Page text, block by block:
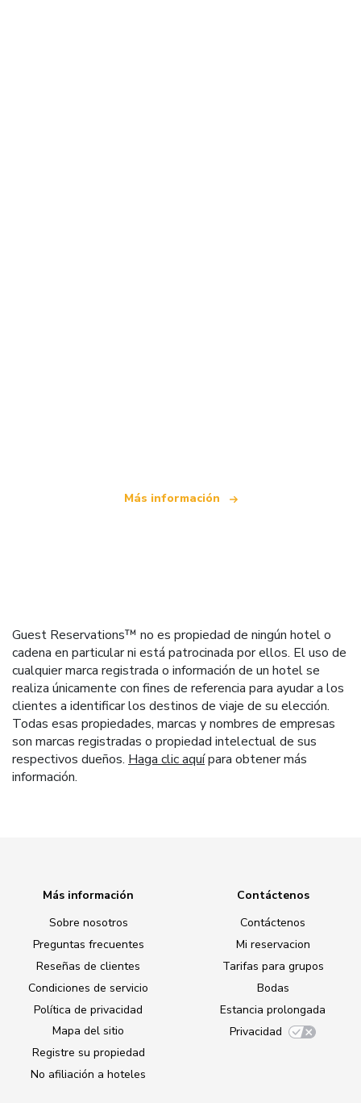
Más información
Guest Reservations™ no es propiedad de ningún hotel o
cadena en particular ni está patrocinada por ellos. El uso de
cualquier marca registrada o información de un hotel se
realiza únicamente con fines de referencia para ayudar a los
clientes a identificar los destinos de viaje de su elección.
Todas esas propiedades, marcas y nombres de empresas
son marcas registradas o propiedad intelectual de sus
respectivos dueños. Haga clic aquípara obtener más
información.
Más información
Sobre nosotros
Preguntas frecuentes
Reseñas de clientes
Condiciones de servicio
Política de privacidad
Mapa del sitio
Registre su propiedad
No afiliación a hoteles
Contáctenos
Contáctenos
Mi reservacion
Tarifas para grupos
Bodas
Estancia prolongada
Privacidad